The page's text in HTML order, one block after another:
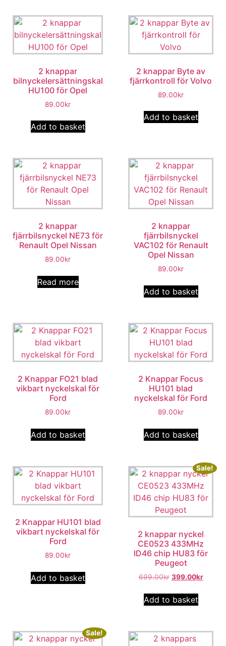
2 knappar
bilnyckelersättningskal
HU100 för Opel
89.00kr
Add to basket
2 knappar Byte av
fjärrkontroll för Volvo
89.00kr
Add to basket
2 knappar
fjärrbilsnyckel NE73 för
Renault Opel Nissan
89.00kr
Read more
2 knappar
fjärrbilsnyckel
VAC102 för Renault
Opel Nissan
89.00kr
Add to basket
2 Knappar FO21 blad
vikbart nyckelskal för
Ford
89.00kr
Add to basket
2 Knappar Focus
HU101 blad
nyckelskal för Ford
89.00kr
Add to basket
2 Knappar HU101 blad
vikbart nyckelskal för
Ford
89.00kr
Add to basket
Sale!
2 knappar nyckel
CE0523 433MHz
ID46 chip HU83 för
Peugeot
699.00kr 399.00kr
Add to basket
Sale!